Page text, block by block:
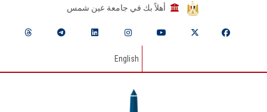
أهلاً بك في جامعة عين شمس
English